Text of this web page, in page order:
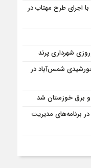
با اجرای طرح مهتاب در
شهرداری پرند
نیروگاه خورشیدی شمس‌آباد در
و برق خوزستان شد
برنامه‌های مدیریت